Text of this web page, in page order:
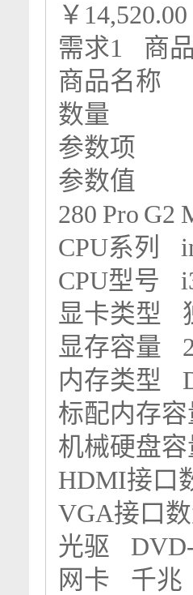
￥14,520.00
需求1 商
商品名称
数量
参数项
参数值
280 Pro
CPU系列
CPU型号
显卡类型
显存容量
内存类型
标配内存
机械硬盘
HDMI接
VGA接口
光驱
网卡 千